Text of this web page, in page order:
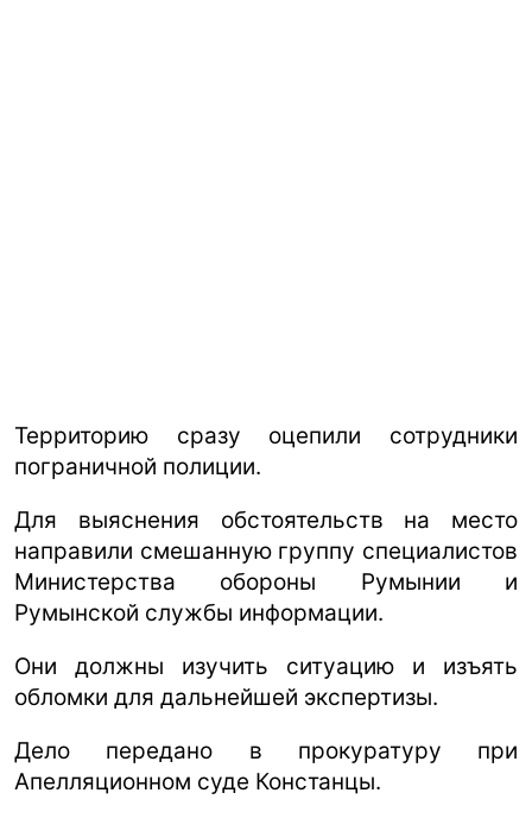
Территорию сразу оцепили сотрудники
пограничной полиции.
Для выяснения обстоятельств на место
направили смешанную группу специалистов
Министерства обороны Румынии и
Румынской службы информации.
Они должны изучить ситуацию и изъять
обломки для дальнейшей экспертизы.
Дело передано в прокуратуру при
Апелляционном суде Констанцы.